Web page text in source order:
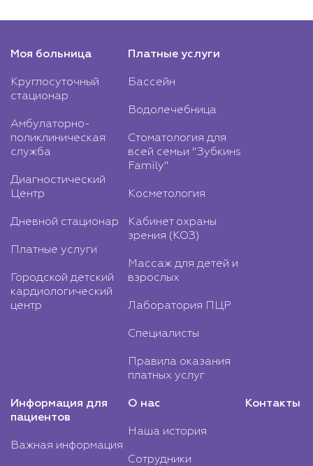
Моя больница
Круглосуточный
стационар
Амбулаторно-
поликлиническая
служба
Диагностический
Центр
Дневной стационар
Платные услуги
Городской детский
кардиологический
центр
Платные услуги
Бассейн
Водолечебница
Стоматология для
всей семьи "Зубкинs
Family"
Косметология
Кабинет охраны
зрения (КОЗ)
Массаж для детей и
взрослых
Лаборатория ПЦР
Специалисты
Правила оказания
платных услуг
Информация для
пациентов
Важная информация
О нас
Наша история
Сотрудники
Контакты